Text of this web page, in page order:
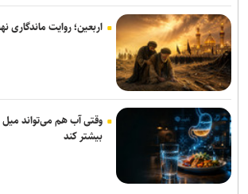
تقدیر رئیس جمعیت هلال‌احمر از «روایت‌گران
خبرنگار
دانش‌آموز برتر کشور
حسینیه قوجان؛ تماشاخانه حافظه ایرانی+ تصاویر
سهم ۳۸ درصدی تهران از شبکه مترو کلانشهر‌های
حمل و نقل و ترافیک
اربعین؛ روایت ماندگاری
وقتی آب هم می‌تواند میل
بیشتر کند